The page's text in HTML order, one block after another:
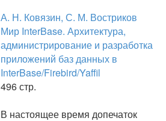
А. Н. Ковязин, С. М. Востриков
Мир InterBase. Архитектура,
администрирование и разработка
приложений баз данных в
InterBase/Firebird/Yaffil
496 стр.
В настоящее время допечаток